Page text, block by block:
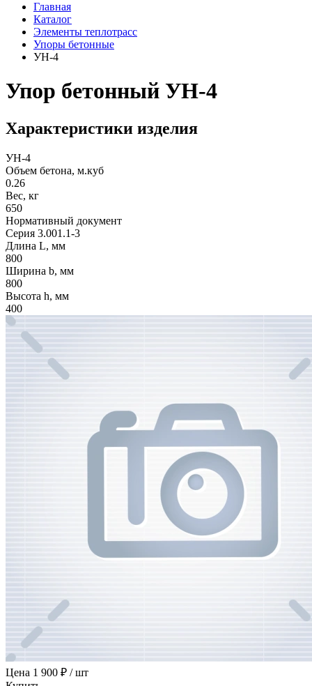
Главная
Каталог
Элементы теплотрасс
Упоры бетонные
УН-4
Упор бетонный УН-4
Характеристики изделия
УН-4
Объем бетона, м.куб
0.26
Вес, кг
650
Нормативный документ
Серия 3.001.1-3
Длина L, мм
800
Ширина b, мм
800
Высота h, мм
400
Цена 1 900 ₽ / шт